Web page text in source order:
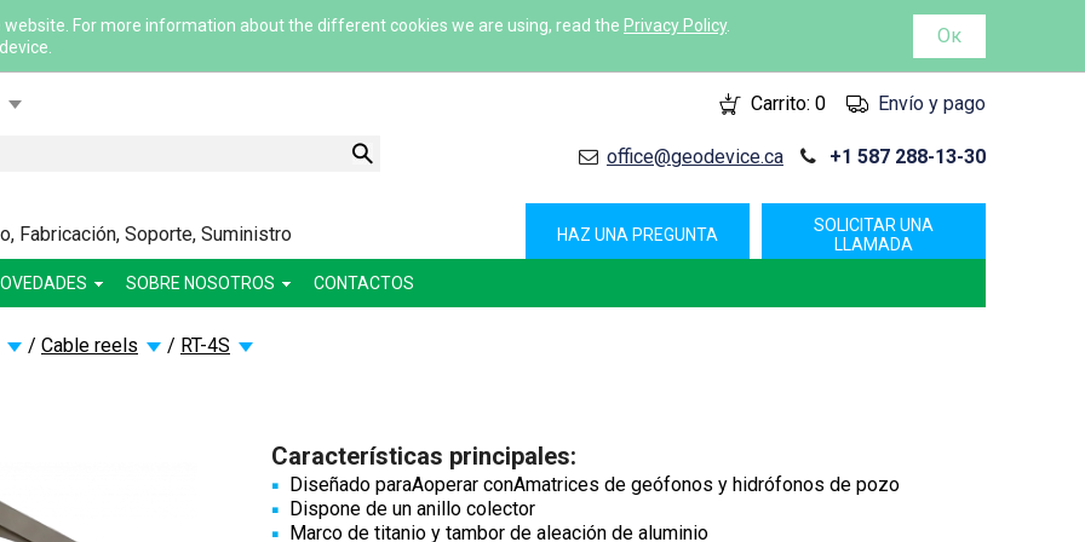
For more information about the different cookies we are using, read the Privacy Policy.
Ок
Carrito: 0 Envío y pago
office@geodevice.ca +1 587 288-13-30
Fabricación, Soporte, Suministro
SOLICITAR UNA
LLAMADA
HAZ UNA PREGUNTA
SOBRE NOSOTROS CONTACTOS
/ Cable reels / RT-4S
Características principales:
Diseñado paraAoperar conAmatrices de geófonos y hidrófonos de pozo
Dispone de un anillo colector
Marco de titanio y tambor de aleación de aluminio